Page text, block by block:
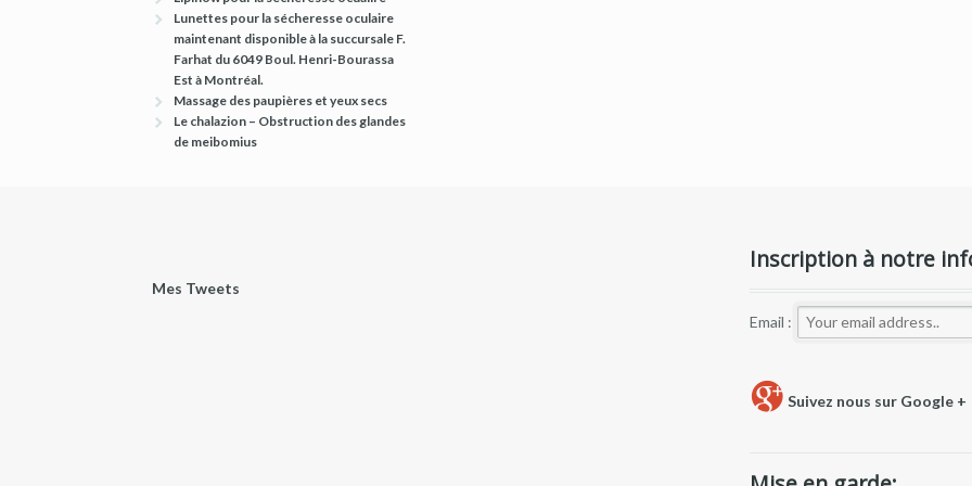
Lunettes pour la sécheresse oculaire
maintenant disponible à la succursale F.
Farhat du 6049 Boul. Henri-Bourassa
Est à Montréal.
Massage des paupières et yeux secs
Le chalazion – Obstruction des glandes
de meibomius
Mes Tweets
Inscription à notre
Email :
Suivez nous sur Google +